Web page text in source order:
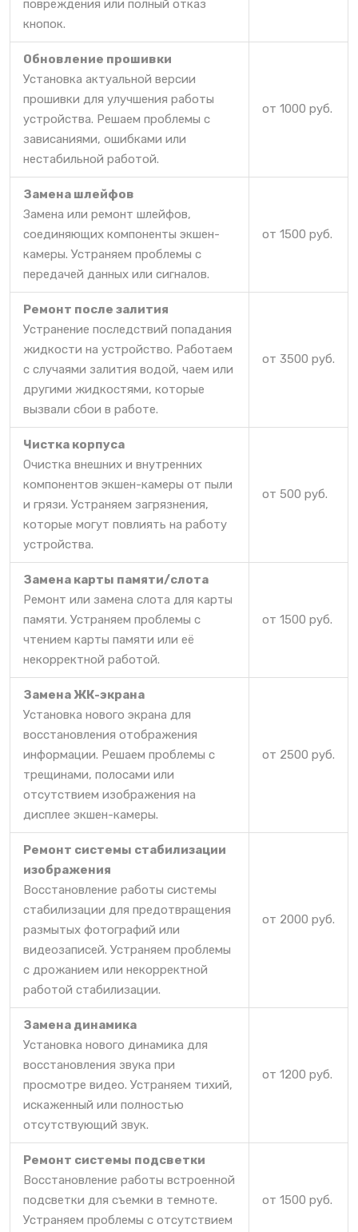
повреждения или полный отказ
кнопок.
Обновление прошивки
Установка актуальной версии
прошивки для улучшения работы
устройства. Решаем проблемы с
зависаниями, ошибками или
нестабильной работой.
от 1000 руб.
Замена шлейфов
Замена или ремонт шлейфов,
соединяющих компоненты экшен-
камеры. Устраняем проблемы с
передачей данных или сигналов.
от 1500 руб.
Ремонт после залития
Устранение последствий попадания
жидкости на устройство. Работаем
с случаями залития водой, чаем или
другими жидкостями, которые
вызвали сбои в работе.
от 3500 руб.
Чистка корпуса
Очистка внешних и внутренних
компонентов экшен-камеры от пыли
и грязи. Устраняем загрязнения,
которые могут повлиять на работу
устройства.
от 500 руб.
Замена карты памяти/слота
Ремонт или замена слота для карты
памяти. Устраняем проблемы с
чтением карты памяти или её
некорректной работой.
от 1500 руб.
Замена ЖК-экрана
Установка нового экрана для
восстановления отображения
информации. Решаем проблемы с
трещинами, полосами или
отсутствием изображения на
дисплее экшен-камеры.
от 2500 руб.
Ремонт системы стабилизации
изображения
Восстановление работы системы
стабилизации для предотвращения
размытых фотографий или
видеозаписей. Устраняем проблемы
с дрожанием или некорректной
работой стабилизации.
от 2000 руб.
Замена динамика
Установка нового динамика для
восстановления звука при
просмотре видео. Устраняем тихий,
искаженный или полностью
отсутствующий звук.
от 1200 руб.
Ремонт системы подсветки
Восстановление работы встроенной
подсветки для съемки в темноте.
Устраняем проблемы с отсутствием
от 1500 руб.